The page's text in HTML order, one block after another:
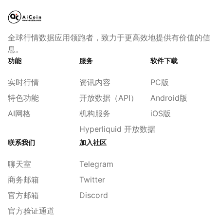
全球行情数据应用领跑者，致力于更高效地提供有价值的信
息。
功能
实时行情
特色功能
AI网格
服务
资讯内容
开放数据（API）
机构服务
Hyperliquid 开放数据
软件下载
PC版
Android版
iOS版
联系我们
聊天室
商务邮箱
官方邮箱
官方验证通道
加入社区
Telegram
Twitter
Discord